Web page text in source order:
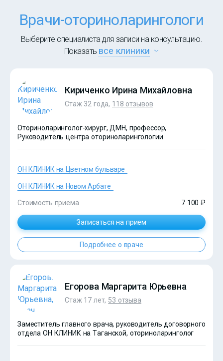
Врачи-оториноларингологи
Выберите специалиста для записи на консультацию.
Показать все клиники
?>
Кириченко Ирина Михайловна
Стаж 32 года, 118 отзывов
Оториноларинголог-хирург, ДМН, профессор,
Руководитель центра оториноларингологии
ОН КЛИНИК на Цветном бульваре
ОН КЛИНИК на Новом Арбате
Стоимость приема 7 100 ₽
Записаться на прием
Подробнее о враче
Егорова Маргарита Юрьевна
Стаж 17 лет, 53 отзыва
Заместитель главного врача, руководитель договорного
отдела ОН КЛИНИК на Таганской, оториноларинголог